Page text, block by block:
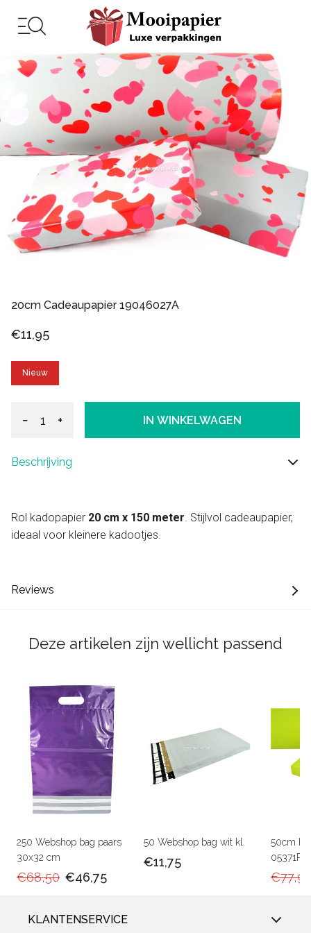
20cm Cadeaupapier 19046027A
€11,95
Nieuw
− + IN WINKELWAGEN
Beschrijving
Rol kadopapier 20 cm x 150 meter. Stijlvol cadeaupapier,
ideaal voor kleinere kadootjes.
Reviews
Deze artikelen zijn wellicht passend
250 Webshop bag paars
30x32 cm
€68,50 €46,75
50 Webshop bag wit kl.
€11,75
50cm
05371RU
KLANTENSERVICE